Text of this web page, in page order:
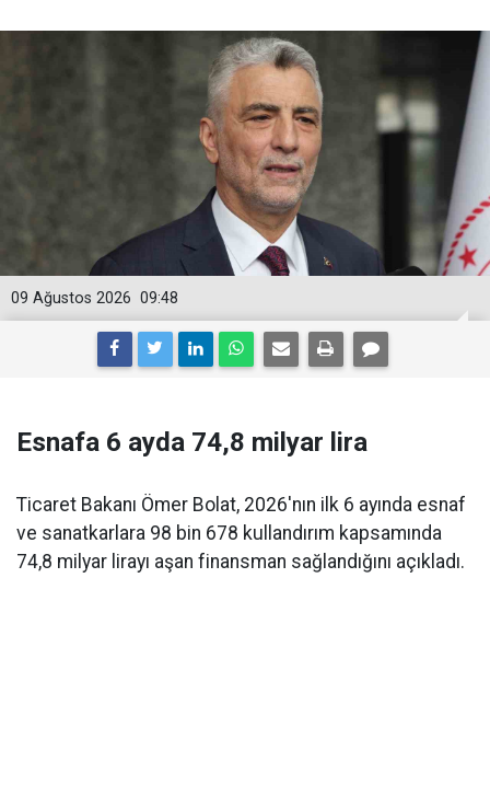
09:48
09 Ağustos 2026
Esnafa 6 ayda 74,8 milyar lira
Ticaret Bakanı Ömer Bolat, 2026'nın ilk 6 ayında esnaf
ve sanatkarlara 98 bin 678 kullandırım kapsamında
74,8 milyar lirayı aşan finansman sağlandığını açıkladı.